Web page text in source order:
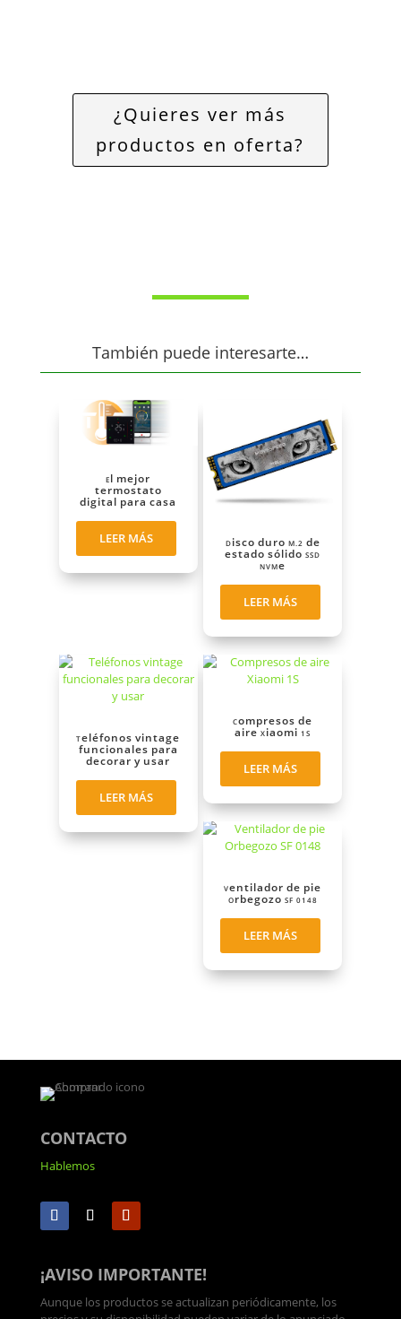
¿Quieres ver más
productos en oferta?
También puede interesarte…
El mejor
termostato
digital para casa
LEER MÁS Disco duro M.2 de
estado sólido SSD
NVMe
LEER MÁS
Teléfonos vintage
funcionales para
decorar y usar
LEER MÁS
Compresos de
aire Xiaomi 1S
LEER MÁS
Ventilador de pie
Orbegozo SF 0148
LEER MÁS
CONTACTO
Hablemos
¡AVISO IMPORTANTE!
Aunque los productos se actualizan periódicamente, los